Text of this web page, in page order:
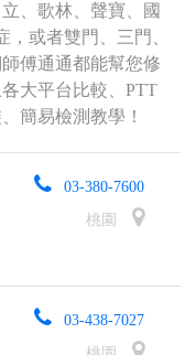
、歌林、聲寶、國
，或者雙門、三門、
傅通通都能幫您修
大平台比較、PTT
簡易檢測教學！
03-380-7600
桃園
03-438-7027